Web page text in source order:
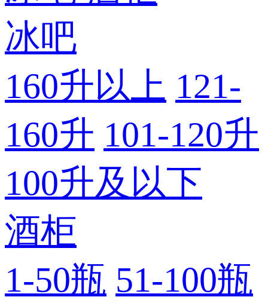
冰吧
160升以上 121-
160升 101-120升
100升及以下
酒柜
1-50瓶 51-100瓶